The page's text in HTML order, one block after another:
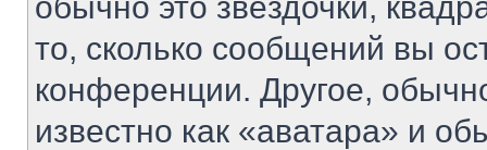
то, сколько сообщений вы
конференции. Другое,
известно как «аватара» и